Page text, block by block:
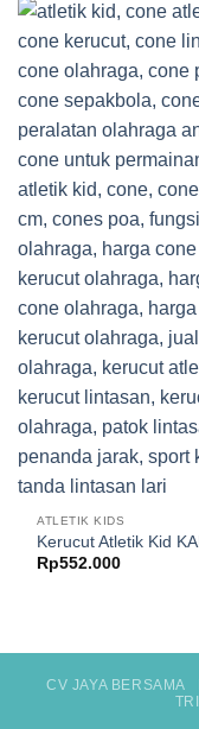
ATLETIK KIDS
Kerucut Atletik Kid
Rp552.000
CV JAYA BERSAMA